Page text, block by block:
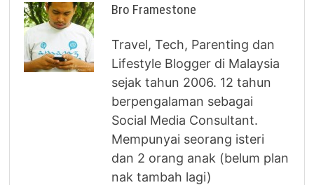
Bro Framestone
Travel, Tech, Parenting dan
Lifestyle Blogger di Malaysia
sejak tahun 2006. 12 tahun
berpengalaman sebagai
Social Media Consultant.
Mempunyai seorang isteri
dan 2 orang anak (belum plan
nak tambah lagi)